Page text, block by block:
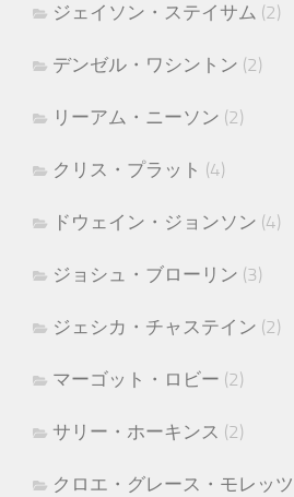
ジェイソン・ステイサム (2)
デンゼル・ワシントン (2)
リーアム・ニーソン (2)
クリス・プラット (4)
ドウェイン・ジョンソン (4)
ジョシュ・ブローリン (3)
ジェシカ・チャステイン (2)
マーゴット・ロビー (2)
サリー・ホーキンス (2)
クロエ・グレース・モレッツ